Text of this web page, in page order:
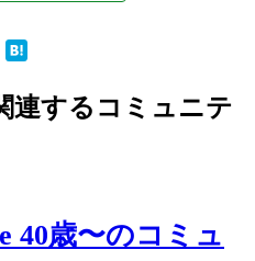
連するコミュニテ
40歳〜のコミュ